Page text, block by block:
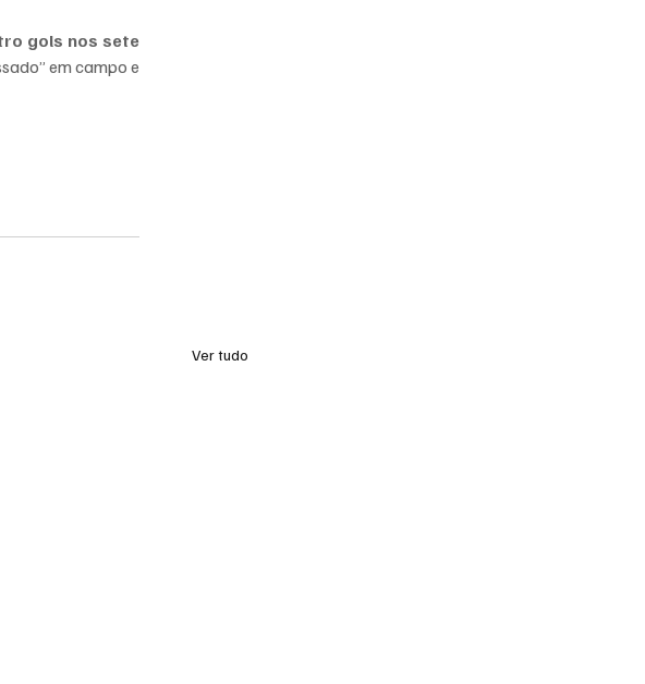
gols nos sete
em campo e
Ver tudo